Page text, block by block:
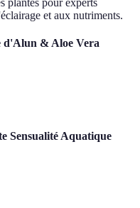
plantes pour experts
et aux nutriments.
d'Alun & Aloe Vera
Sensualité Aquatique